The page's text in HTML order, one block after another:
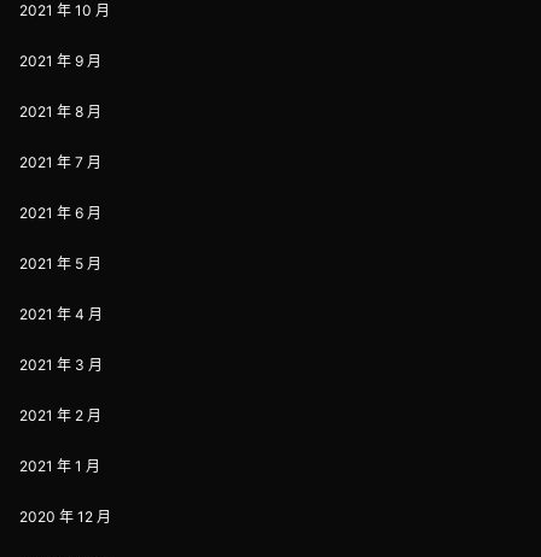
2021 年 10 月
2021 年 9 月
2021 年 8 月
2021 年 7 月
2021 年 6 月
2021 年 5 月
2021 年 4 月
2021 年 3 月
2021 年 2 月
2021 年 1 月
2020 年 12 月